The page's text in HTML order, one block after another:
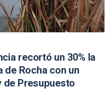
recortó un 30% la
de Rocha con un
de Presupuesto